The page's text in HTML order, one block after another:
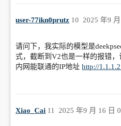
user-77ikn0prutz 2025 年9
10
请问下，我实际的模型是
式，截断到V2也是一样的报错，
内网能联通的IP地址http://
Xiao_Cai 2025 年9 月 16 日
11